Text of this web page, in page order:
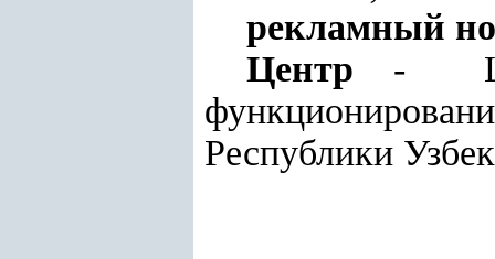
рекламный
Центр -
Республики